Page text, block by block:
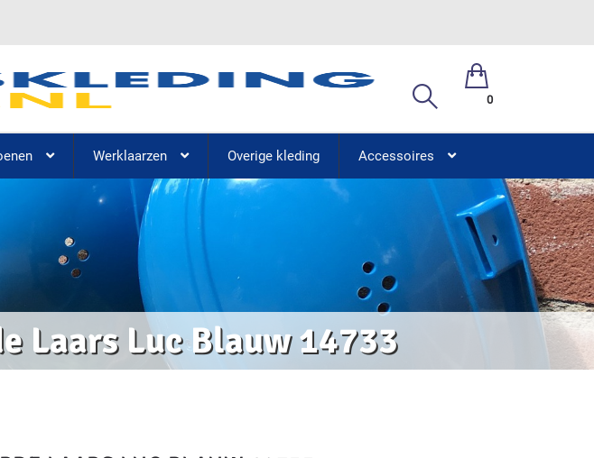
0
Werklaarzen Overige kleding Accessoires
Laars Luc Blauw 14733